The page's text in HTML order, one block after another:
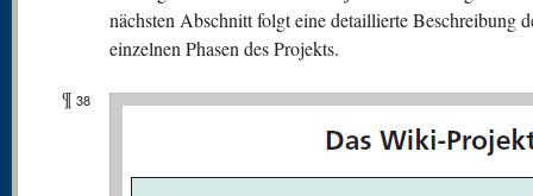
nächsten Abschnitt folgt eine detaillierte Beschreibung
einzelnen Phasen des Projekts.
¶ 38